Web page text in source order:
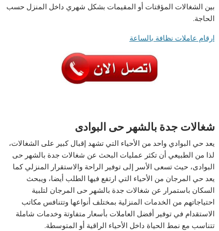
بين الشغالات المؤقتات أو المقيمات بشكل شهري داخل المنزل حسب
الحاجة.
ارقام عاملات نظافة بالساعة
شغالات جدة بالشهر حى البوادى
يعد حي البوادي واحد من الأحياء التي تشهد إقبال كبير على الشغالات،
لذا من الطبيعي أن تكثر عمليات البحث عن شغالات جدة بالشهر حى
البوادى، حيث تسعى الأسر إلى توفير الراحة والاستقرار المنزلي كما
يعد حي المرجان من الأحياء التي ارتفع فيها الطلب أيضا، ويبحث
السكان باستمرار عن شغالات جدة بالشهر حى المرجان لتلبية
احتياجاتهم من الخدمات المنزلية بمختلف أنواعها وتتنافس مكاتب
الاستقدام في توفير أفضل العاملات بأسعار متفاوتة وخدمات شاملة
تتناسب مع نمط الحياة داخل الأحياء الراقية أو المتوسطة.